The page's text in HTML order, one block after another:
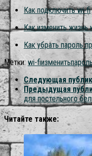
Как подключить wi-fi
Как изменить жизнь
Как убрать пароль
Метки: wi-fiизменить
Следующая
Предыдущая
для постельного
Читайте также: